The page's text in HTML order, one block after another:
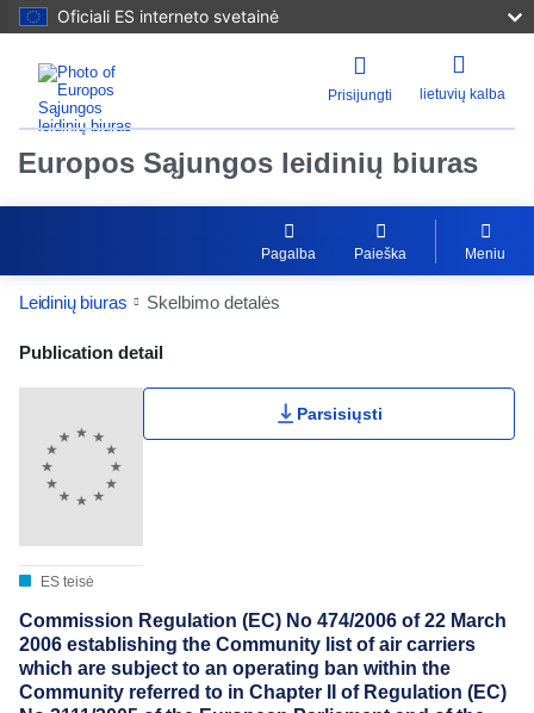
Oficiali ES interneto svetainė
Prisijungti lietuvių kalba
Europos Sąjungos leidinių biuras
Pagalba Paieška Meniu
Leidinių biuras Skelbimo detalės
Publication Detail Actions Portlet
Publication detail
ES teisė
Parsisiųsti
Commission Regulation (EC) No 474/2006 of 22 March
2006 establishing the Community list of air carriers
which are subject to an operating ban within the
Community referred to in Chapter II of Regulation (EC)